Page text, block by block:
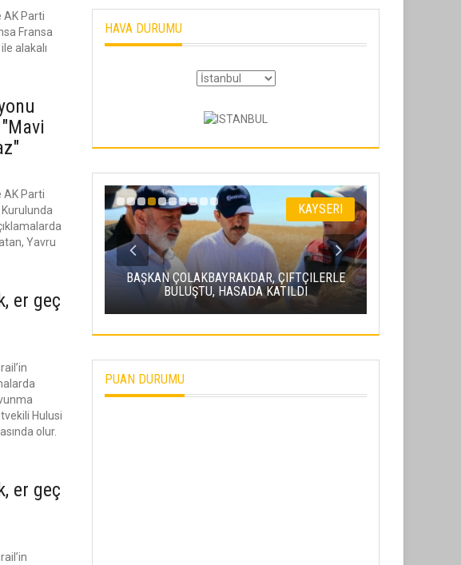
AK Parti
Fransa
alakalı
AK Parti
Yavru
er geç
Hulusi
olur.
er geç
HAVA DURUMU
KAYSERI KAYSERI
BAŞKAN ÇOLAKBAYRAKDAR, ÇIFTÇILERLE
BULUŞTU, HASADA KATILDI
PUAN DURUMU